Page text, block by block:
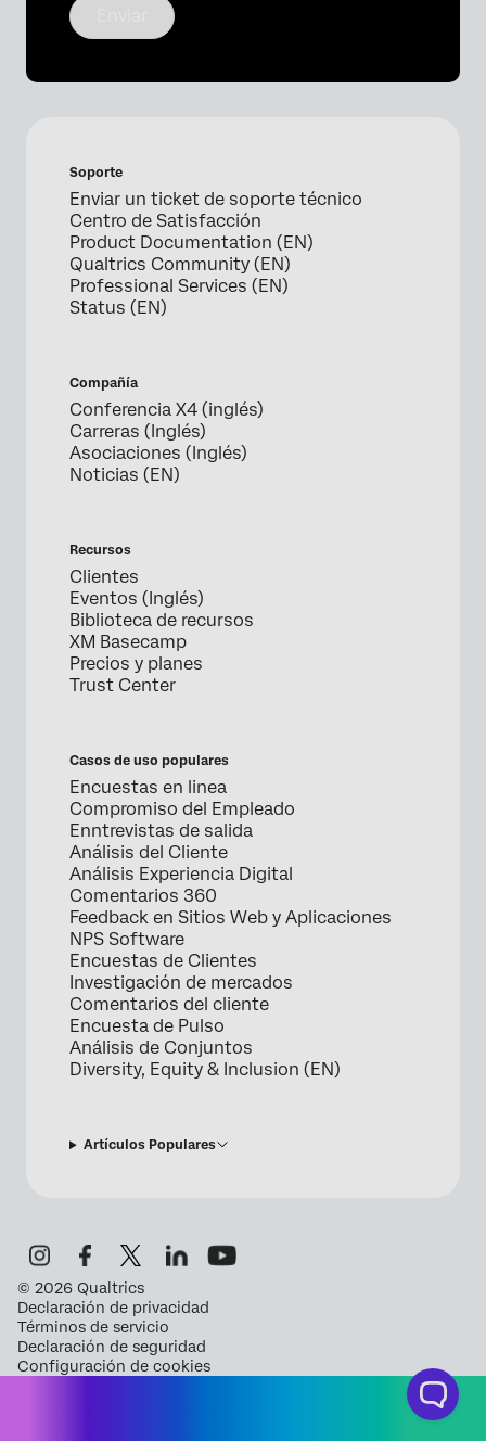
Soporte
Enviar un ticket de soporte técnico
Centro de Satisfacción
Product Documentation (EN)
Qualtrics Community (EN)
Professional Services (EN)
Status (EN)
Compañía
Conferencia X4 (inglés)
Carreras (Inglés)
Asociaciones (Inglés)
Noticias (EN)
Recursos
Clientes
Eventos (Inglés)
Biblioteca de recursos
XM Basecamp
Precios y planes
Trust Center
Casos de uso populares
Encuestas en linea
Compromiso del Empleado
Enntrevistas de salida
Análisis del Cliente
Análisis Experiencia Digital
Comentarios 360
Feedback en Sitios Web y Aplicaciones
NPS Software
Encuestas de Clientes
Investigación de mercados
Comentarios del cliente
Encuesta de Pulso
Análisis de Conjuntos
Diversity, Equity & Inclusion (EN)
Artículos Populares
© 2026 Qualtrics
Declaración de privacidad
Términos de servicio
Declaración de seguridad
Configuración de cookies